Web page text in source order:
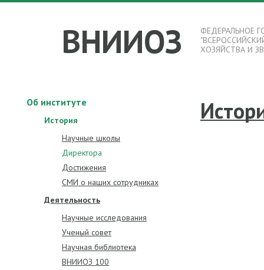
ВНИИОЗ
ФЕДЕРАЛЬНОЕ
ХОЗЯЙСТВА И
Об институте
История
Научные школы
Директора
Достижения
СМИ о наших сотрудниках
Деятельность
Научные исследования
Ученый совет
Научная библиотека
ВНИИОЗ 100